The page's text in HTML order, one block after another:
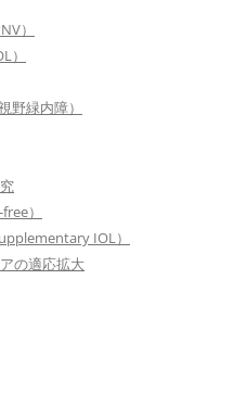
）
）
野緑内障）
）
IOL）
の適応拡大